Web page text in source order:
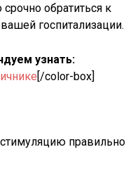
обратиться к
госпитализации.
узнать:
[/color-box]